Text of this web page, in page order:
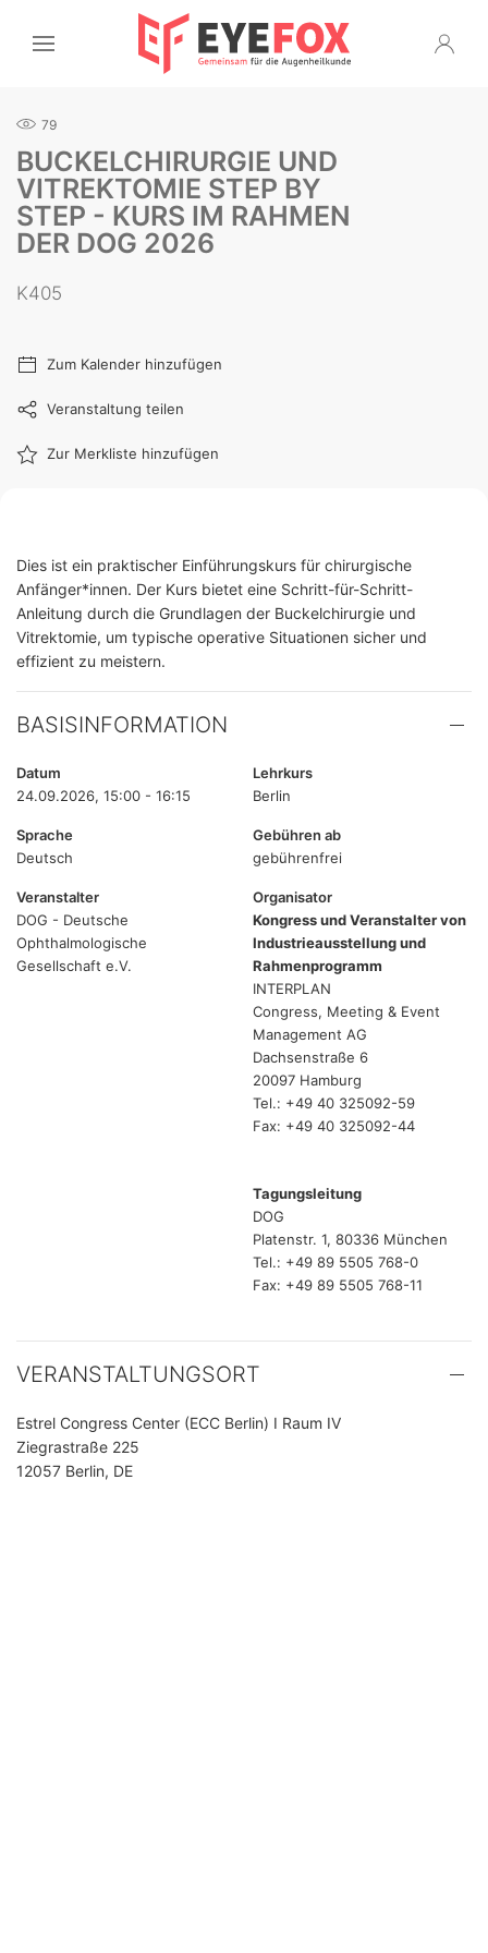
79
BUCKELCHIRURGIE UND
VITREKTOMIE STEP BY
STEP - KURS IM RAHMEN
DER DOG 2026
K405
Zum Kalender hinzufügen
Veranstaltung teilen
Zur Merkliste hinzufügen
Dies ist ein praktischer Einführungskurs für chirurgische
Anfänger*innen. Der Kurs bietet eine Schritt-für-Schritt-
Anleitung durch die Grundlagen der Buckelchirurgie und
Vitrektomie, um typische operative Situationen sicher und
effizient zu meistern.
BASISINFORMATION
Datum
24.09.2026, 15:00 - 16:15
Lehrkurs
Berlin
Sprache
Deutsch
Gebühren ab
gebührenfrei
Veranstalter
DOG - Deutsche
Ophthalmologische
Gesellschaft e.V.
Organisator
Kongress und Veranstalter von
Industrieausstellung und
Rahmenprogramm
INTERPLAN
Congress, Meeting & Event
Management AG
Dachsenstraße 6
20097 Hamburg
Tel.: +49 40 325092-59
Fax: +49 40 325092-44
Tagungsleitung
DOG
Platenstr. 1, 80336 München
Tel.: +49 89 5505 768-0
Fax: +49 89 5505 768-11
VERANSTALTUNGSORT
Estrel Congress Center (ECC Berlin) I Raum IV
Ziegrastraße 225
12057 Berlin, DE